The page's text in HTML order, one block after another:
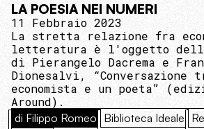
LA POESIA NEI NUMERI
11 Febbraio 2023
La stretta relazione fra
letteratura è l'oggetto
di Pierangelo Dacrema e
Dionesalvi, “Conversazione
economista e un poeta”
Around).
di Filippo Romeo Biblioteca Ideale